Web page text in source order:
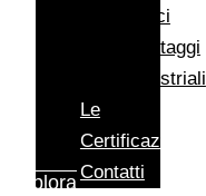
Eolici
Montaggi
Industriali
Le
Certificazioni
Contatti
Esplora